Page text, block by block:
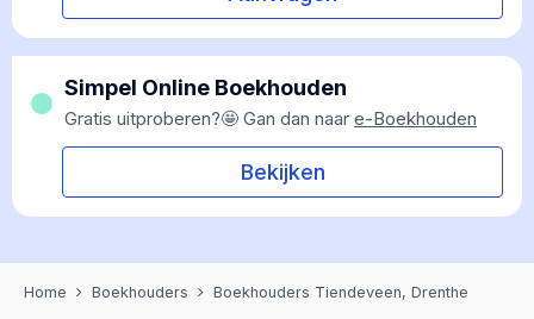
Simpel Online Boekhouden
Gratis uitproberen?🤩 Gan dan naar e-Boekhouden
Bekijken
Home Boekhouders Boekhouders Tiendeveen, Drenthe